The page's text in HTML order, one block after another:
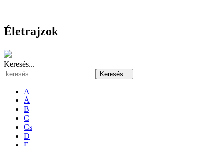
Életrajzok
Keresés...
Keresés...
A
Á
B
C
Cs
D